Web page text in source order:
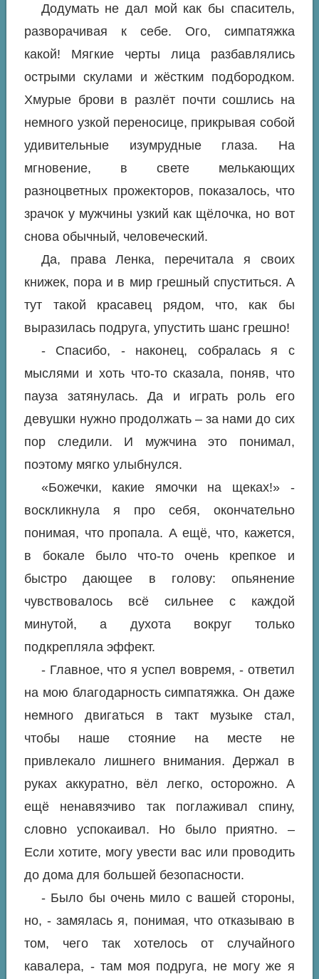
Додумать не дал мой как бы спаситель,
разворачивая к себе. Ого, симпатяжка
какой! Мягкие черты лица разбавлялись
острыми скулами и жёстким подбородком.
Хмурые брови в разлёт почти сошлись на
немного узкой переносице, прикрывая собой
удивительные изумрудные глаза. На
мгновение, в свете мелькающих
разноцветных прожекторов, показалось, что
зрачок у мужчины узкий как щёлочка, но вот
снова обычный, человеческий.
Да, права Ленка, перечитала я своих
книжек, пора и в мир грешный спуститься. А
тут такой красавец рядом, что, как бы
выразилась подруга, упустить шанс грешно!
- Спасибо, - наконец, собралась я с
мыслями и хоть что-то сказала, поняв, что
пауза затянулась. Да и играть роль его
девушки нужно продолжать – за нами до сих
пор следили. И мужчина это понимал,
поэтому мягко улыбнулся.
«Божечки, какие ямочки на щеках!» -
воскликнула я про себя, окончательно
понимая, что пропала. А ещё, что, кажется,
в бокале было что-то очень крепкое и
быстро дающее в голову: опьянение
чувствовалось всё сильнее с каждой
минутой, а духота вокруг только
подкрепляла эффект.
- Главное, что я успел вовремя, - ответил
на мою благодарность симпатяжка. Он даже
немного двигаться в такт музыке стал,
чтобы наше стояние на месте не
привлекало лишнего внимания. Держал в
руках аккуратно, вёл легко, осторожно. А
ещё ненавязчиво так поглаживал спину,
словно успокаивал. Но было приятно. –
Если хотите, могу увести вас или проводить
до дома для большей безопасности.
- Было бы очень мило с вашей стороны,
но, - замялась я, понимая, что отказываю в
том, чего так хотелось от случайного
кавалера, - там моя подруга, не могу же я